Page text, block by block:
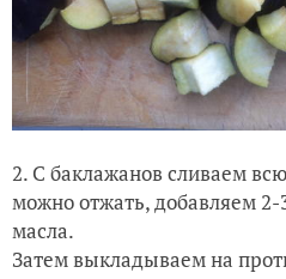
2. С баклажанов сливаем
можно отжать, добавляем 2-
масла.
Затем выкладываем на